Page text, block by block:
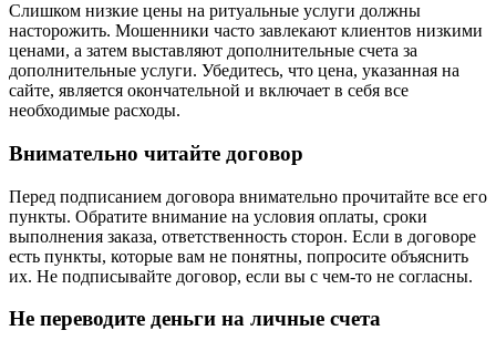
Слишком низкие цены на ритуальные услуги должны
насторожить. Мошенники часто завлекают клиентов низкими
ценами, а затем выставляют дополнительные счета за
дополнительные услуги. Убедитесь, что цена, указанная на
сайте, является окончательной и включает в себя все
необходимые расходы.
Внимательно читайте договор
Перед подписанием договора внимательно прочитайте все его
пункты. Обратите внимание на условия оплаты, сроки
выполнения заказа, ответственность сторон. Если в договоре
есть пункты, которые вам не понятны, попросите объяснить
их. Не подписывайте договор, если вы с чем-то не согласны.
Не переводите деньги на личные счета